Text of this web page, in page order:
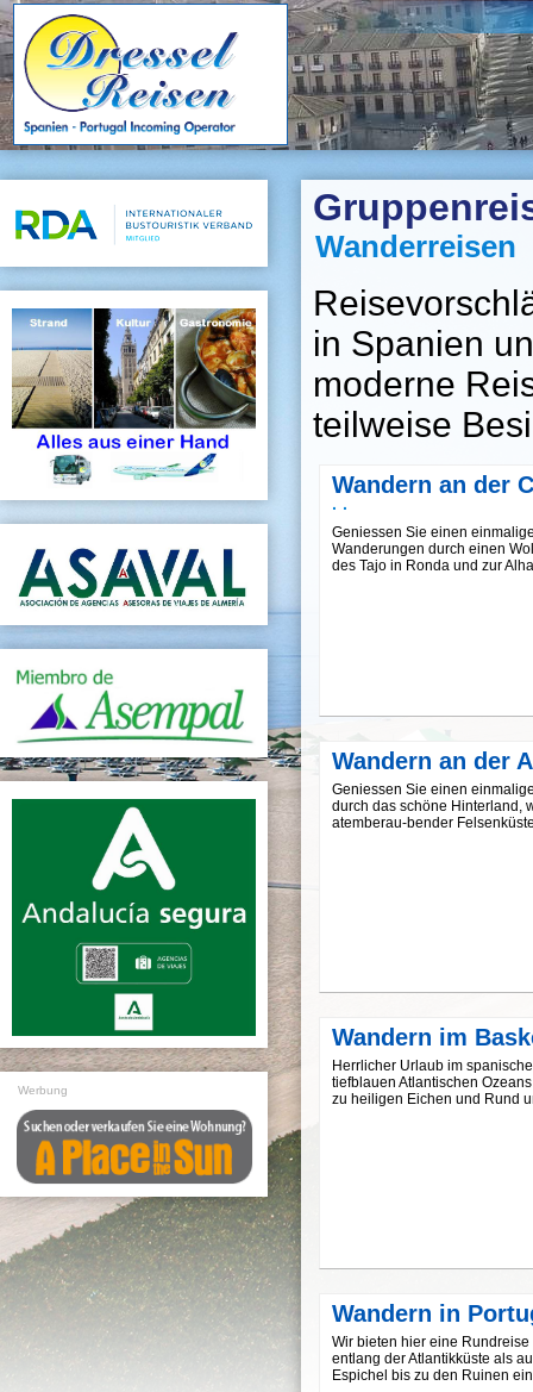
Werbung
Wanderreisen
in Spanien
moderne
teilweise
Wandern an der
· ·
Geniessen Sie einen
Wanderungen durch einen
des Tajo in Ronda und zur
Wandern an der
Geniessen Sie einen
durch das schöne Hinterland,
atemberau-bender
Wandern im
Herrlicher Urlaub im
tiefblauen Atlantischen
zu heiligen Eichen und Rund
Wandern in
Wir bieten hier eine
entlang der Atlantikküste als
Espichel bis zu den Ruinen